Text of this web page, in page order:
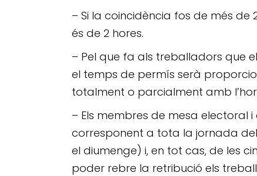
– Si la coincidència fos de més de
és de 2 hores.
– Pel que fa als treballadors que
el temps de permís serà
totalment o parcialment amb
– Els membres de mesa electoral
corresponent a tota la jornada
el diumenge) i, en tot cas, de les
poder rebre la retribució els